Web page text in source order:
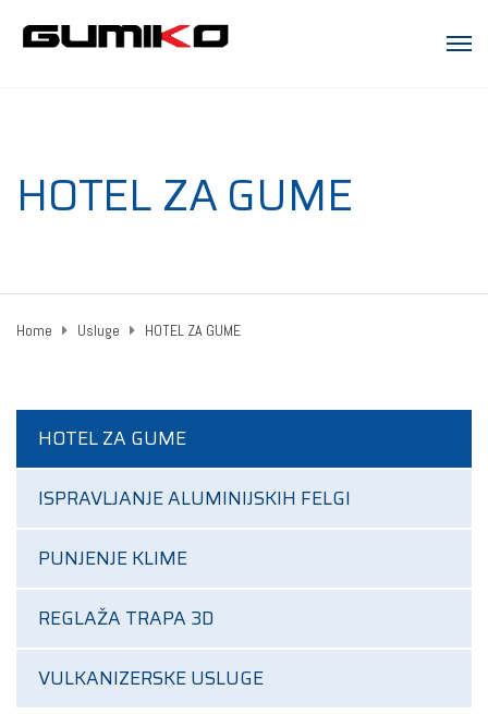
HOTEL ZA GUME
Home Usluge HOTEL ZA GUME
HOTEL ZA GUME
ISPRAVLJANJE ALUMINIJSKIH FELGI
PUNJENJE KLIME
REGLAŽA TRAPA 3D
VULKANIZERSKE USLUGE